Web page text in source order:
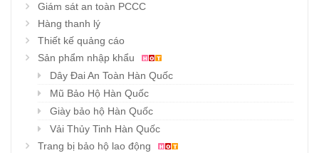
Giám sát an toàn PCCC
Hàng thanh lý
Thiết kế quảng cáo
Sản phẩm nhập khẩu
Dây Đai An Toàn Hàn Quốc
Mũ Bảo Hộ Hàn Quốc
Giày bảo hộ Hàn Quốc
Vải Thủy Tinh Hàn Quốc
Trang bị bảo hộ lao động